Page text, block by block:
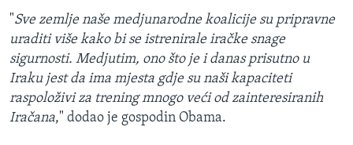
"Sve zemlje naše medjunarodne koalicije su pripravne
uraditi više kako bi se istrenirale iračke snage
sigurnosti. Medjutim, ono što je i danas prisutno u
Iraku jest da ima mjesta gdje su naši kapaciteti
raspoloživi za trening mnogo veći od zainteresiranih
Iračana," dodao je gospodin Obama.